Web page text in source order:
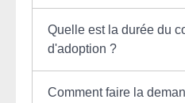
Quelle est la durée du
d'adoption ?
Comment faire la